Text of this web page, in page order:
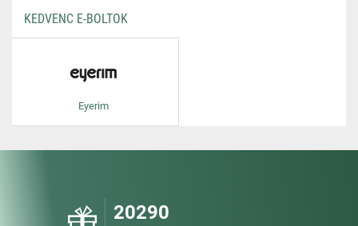
KEDVENC E-BOLTOK
Eyerim
20290